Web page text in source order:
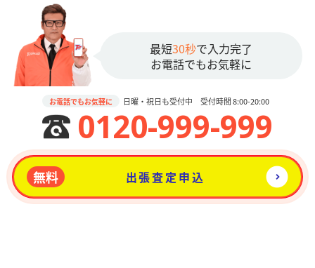
最短30秒で入力完了
お電話でもお気軽に
お電話でもお気軽に 日曜・祝日も受付中 受付時間 8:00-20:00
0120-999-999
無料 出張査定申込